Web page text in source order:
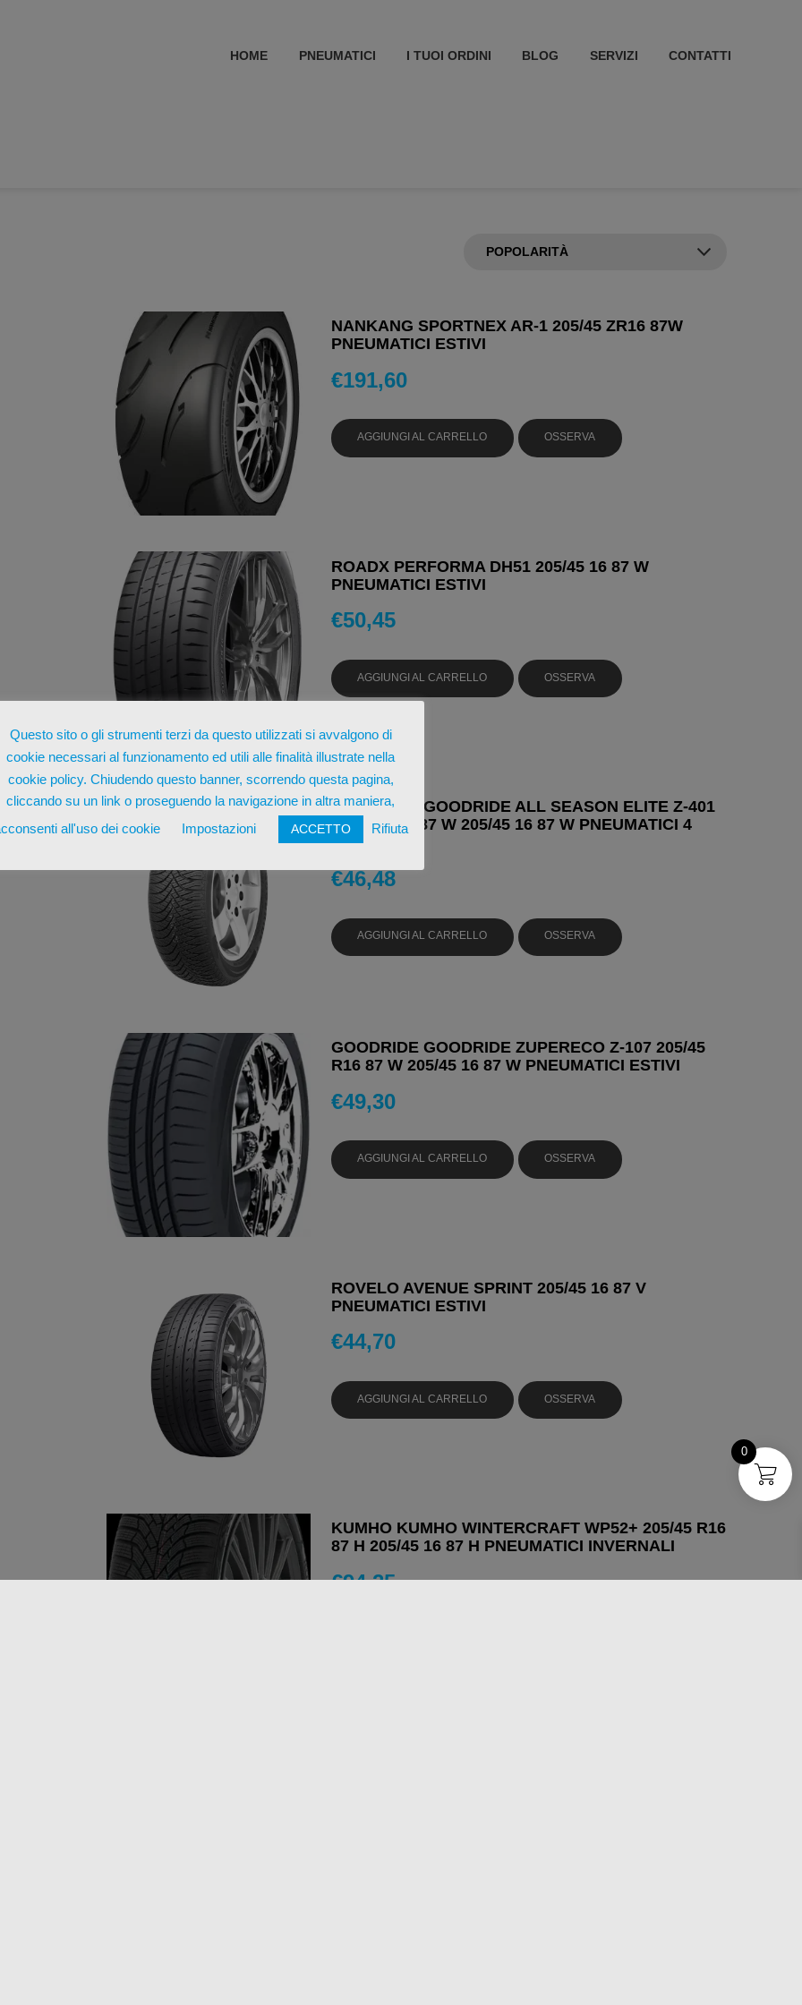
HOME PNEUMATICI I TUOI ORDINI BLOG SERVIZI CONTATTI
NANKANG SPORTNEX AR-1 205/45 ZR16 87W
PNEUMATICI ESTIVI
€191,60
AGGIUNGI AL CARRELLO OSSERVA
ROADX PERFORMA DH51 205/45 16 87 W
PNEUMATICI ESTIVI
€50,45
AGGIUNGI AL CARRELLO OSSERVA
GOODRIDE GOODRIDE ALL SEASON ELITE Z-401
205/45 R16 87 W 205/45 16 87 W PNEUMATICI 4
STAGIONI
€46,48
AGGIUNGI AL CARRELLO OSSERVA
GOODRIDE GOODRIDE ZUPERECO Z-107 205/45
R16 87 W 205/45 16 87 W PNEUMATICI ESTIVI
€49,30
AGGIUNGI AL CARRELLO OSSERVA
ROVELO AVENUE SPRINT 205/45 16 87 V
PNEUMATICI ESTIVI
€44,70
AGGIUNGI AL CARRELLO OSSERVA
KUMHO KUMHO WINTERCRAFT WP52+ 205/45 R16
87 H 205/45 16 87 H PNEUMATICI INVERNALI
€94,25
Questo sito o gli strumenti terzi da questo utilizzati si avvalgono di
cookie necessari al funzionamento ed utili alle finalità illustrate nella
cookie policy. Chiudendo questo banner, scorrendo questa pagina,
cliccando su un link o proseguendo la navigazione in altra maniera,
all'uso dei cookie
Impostazioni ACCETTO Rifiuta
0